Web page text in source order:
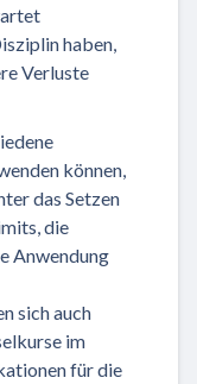
haben,
Verluste
können,
das Setzen
die
Anwendung
sich auch
im
für die